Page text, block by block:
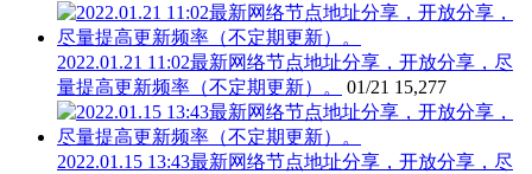
2022.01.21 11:02最新网络节点地址分享，开放分享，尽
量提高更新频率（不定期更新）。
01/21 15,277
2022.01.15 13:43最新网络节点地址分享，开放分享，尽